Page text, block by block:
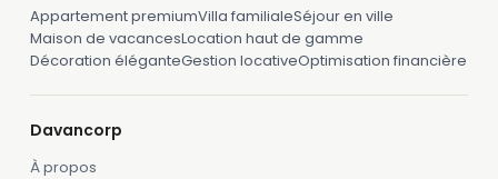
Appartement premiumVilla familialeSéjour en ville
Maison de vacancesLocation haut de gamme
Décoration éléganteGestion locativeOptimisation financière
Davancorp
À propos